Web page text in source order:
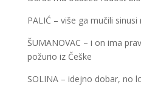
PALIĆ – više ga mučili
ŠUMANOVAC – i on ima
požurio iz Češke
SOLINA – idejno dobar, no